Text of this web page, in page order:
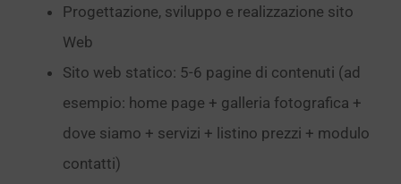
Progettazione, sviluppo e realizzazione sito
Web
Sito web statico: 5-6 pagine di contenuti (ad
esempio: home page + galleria fotografica +
dove siamo + servizi + listino prezzi + modulo
contatti)